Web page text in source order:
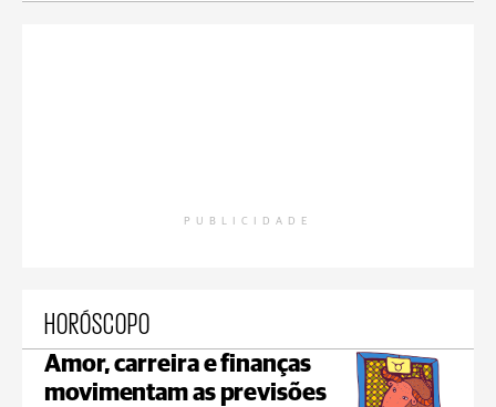
PUBLICIDADE
HORÓSCOPO
Amor, carreira e finanças
movimentam as previsões